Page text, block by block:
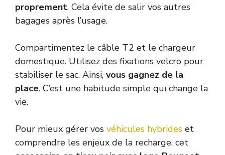
proprement. Cela évite de salir vos autres
bagages après l’usage.
Compartimentez le câble T2 et le chargeur
domestique. Utilisez des fixations velcro pour
stabiliser le sac. Ainsi, vous gagnez de la
place. C’est une habitude simple qui change la
vie.
Pour mieux gérer vos véhicules hybrides et
comprendre les enjeux de la recharge, cet